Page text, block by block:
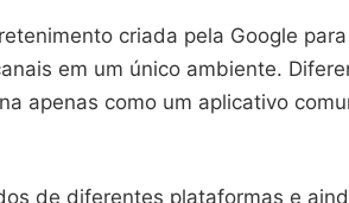
criada pela Google para
em um único ambiente.
apenas como um aplicativo
de diferentes plataformas e